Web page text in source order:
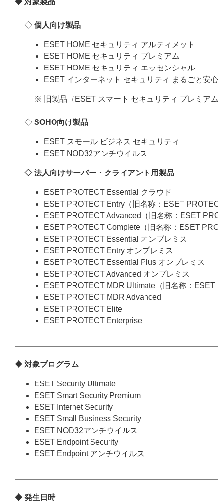
◆ 対象製品
◇ 個人向け製品
ESET HOME セキュリティ アルティメット
ESET HOME セキュリティ プレミアム
ESET HOME セキュリティ エッセンシャル
ESET インターネット セキュリティ まるごと安
※ 旧製品（ESET スマート セキュリティ プレミア
◇ SOHO向け製品
ESET スモール ビジネス セキュリティ
ESET NOD32アンチウイルス
◇ 法人向けサーバー・クライアント用製品
ESET PROTECT Essential クラウド
ESET PROTECT Entry（旧名称：ESET
ESET PROTECT Advanced（旧名称：ESET
ESET PROTECT Complete（旧名称：ESET
ESET PROTECT Essential オンプレミス
ESET PROTECT Entry オンプレミス
ESET PROTECT Essential Plus オンプレミス
ESET PROTECT Advanced オンプレミス
ESET PROTECT MDR Ultimate（旧名称：
ESET PROTECT MDR Advanced
ESET PROTECT Elite
ESET PROTECT Enterprise
◆ 対象プログラム
ESET Security Ultimate
ESET Smart Security Premium
ESET Internet Security
ESET Small Business Security
ESET NOD32アンチウイルス
ESET Endpoint Security
ESET Endpoint アンチウイルス
◆ 発生日時